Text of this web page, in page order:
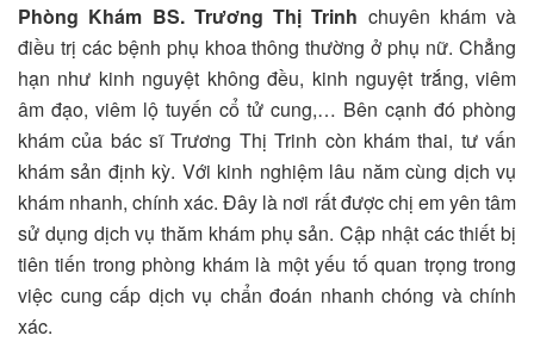
Phòng Khám BS. Trương Thị Trinh chuyên khám và
điều trị các bệnh phụ khoa thông thường ở phụ nữ. Chẳng
hạn như kinh nguyệt không đều, kinh nguyệt trắng, viêm
âm đạo, viêm lộ tuyến cổ tử cung,… Bên cạnh đó phòng
khám của bác sĩ Trương Thị Trinh còn khám thai, tư vấn
khám sản định kỳ. Với kinh nghiệm lâu năm cùng dịch vụ
khám nhanh, chính xác. Đây là nơi rất được chị em yên tâm
sử dụng dịch vụ thăm khám phụ sản. Cập nhật các thiết bị
tiên tiến trong phòng khám là một yếu tố quan trọng trong
việc cung cấp dịch vụ chẩn đoán nhanh chóng và chính
xác.